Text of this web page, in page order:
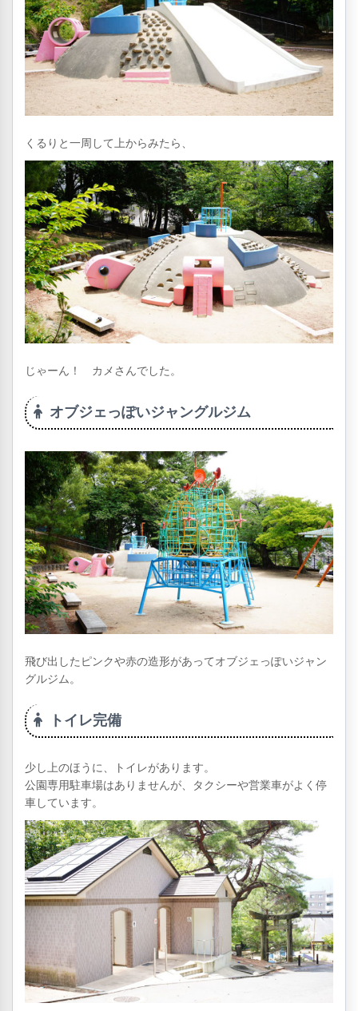
くるりと一周して上からみたら、
じゃーん！ カメさんでした。
オブジェっぽいジャングルジム
飛び出したピンクや赤の造形があってオブジェっぽいジャン
グルジム。
トイレ完備
少し上のほうに、トイレがあります。
公園専用駐車場はありませんが、タクシーや営業車がよく停
車しています。